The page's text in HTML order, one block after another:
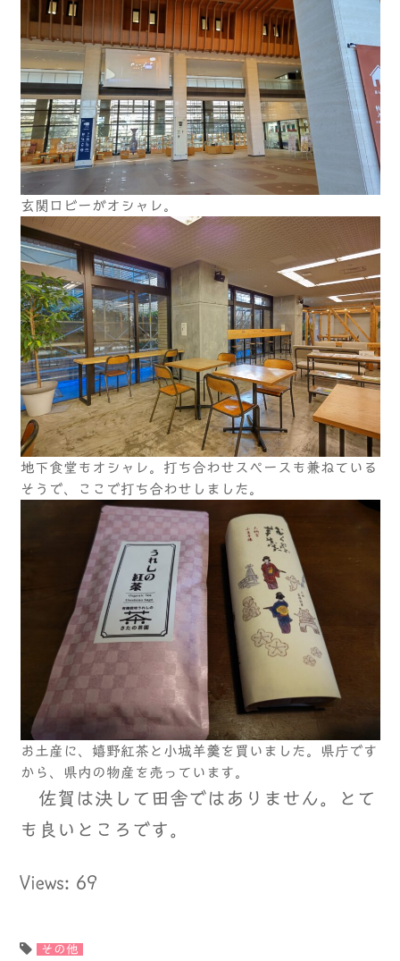
玄関ロビーがオシャレ。
地下食堂もオシャレ。打ち合わせスペースも兼ねている
そうで、ここで打ち合わせしました。
お土産に、嬉野紅茶と小城羊羹を買いました。県庁です
から、県内の物産を売っています。
佐賀は決して田舎ではありません。とて
も良いところです。
Views: 69
その他